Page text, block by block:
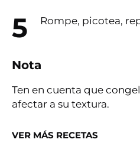
Rompe, picotea,
Nota
Ten en cuenta que
afectar a su textura.
VER MÁS RECETAS